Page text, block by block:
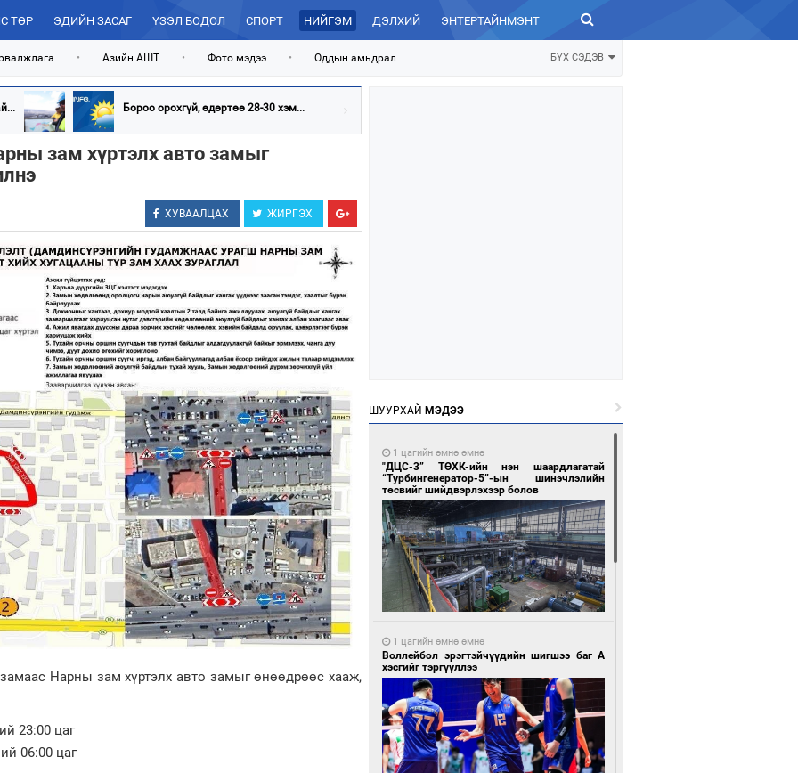
ТӨР ЭДИЙН ЗАСАГ ҮЗЭЛ БОДОЛ СПОРТ НИЙГЭМ ДЭЛХИЙ ЭНТЕРТАЙНМЭНТ ЗУРХАЙ
• Азийн АШТ • Фото мэдээ • Оддын амьдрал БҮХ СЭДЭВ
Бороо орохгүй, өдөртөө 28-30 хэм...
зам хүртэлх авто замыг
ХУВААЛЦАХ ЖИРГЭХ
Нарны зам хүртэлх авто замыг өнөөдрөөс хааж,
23:00 цаг
06:00 цаг
ШУУРХАЙ МЭДЭЭ
1 цагийн өмнө өмнө
"ДЦС-3” ТӨХК-ийн нэн шаардлагатай
“Турбингенератор-5”-ын шинэчлэлийн
төсвийг шийдвэрлэхээр болов
1 цагийн өмнө өмнө
Воллейбол эрэгтэйчүүдийн шигшээ баг А
хэсгийг тэргүүллээ